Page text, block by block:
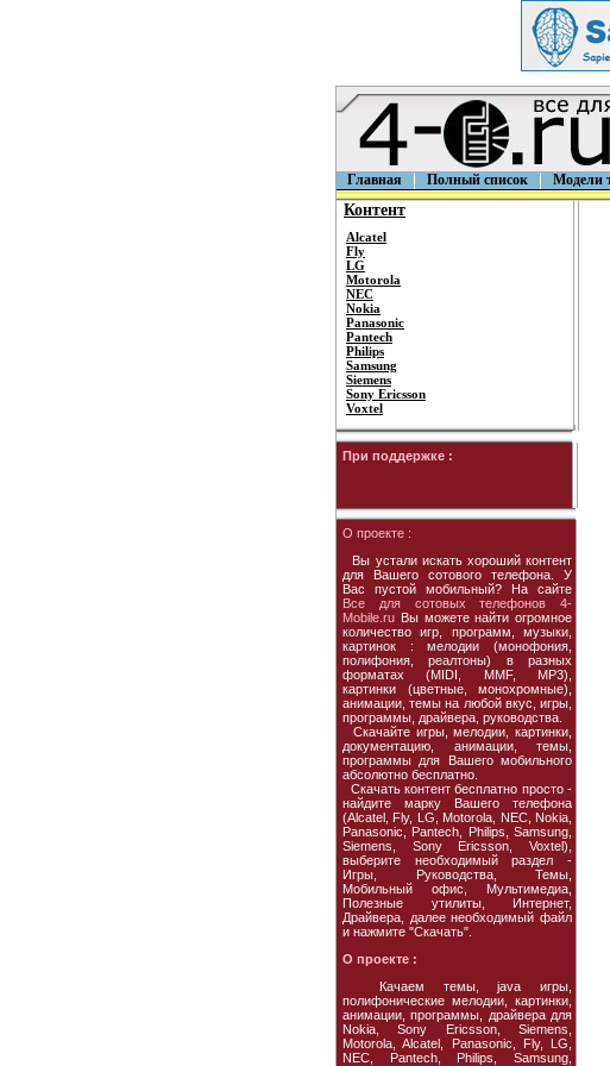
Главная Полный список Модели
Контент
Alcatel
Fly
LG
Motorola
NEC
Nokia
Panasonic
Pantech
Philips
Samsung
Siemens
Sony Ericsson
Voxtel
При поддержке :
О проекте :
Вы устали искать хороший контент
для Вашего сотового телефона. У
Вас пустой мобильный? На сайте
Все для сотовых телефонов 4-
Mobile.ru Вы можете найти огромное
количество игр, программ, музыки,
картинок : мелодии (монофония,
полифония, реалтоны) в разных
форматах (MIDI, MMF, MP3),
картинки (цветные, монохромные),
анимации, темы на любой вкус, игры,
программы, драйвера, руководства.
Скачайте игры, мелодии, картинки,
документацию, анимации, темы,
программы для Вашего мобильного
абсолютно бесплатно.
Скачать контент бесплатно просто -
найдите марку Вашего телефона
(Alcatel, Fly, LG, Motorola, NEC, Nokia,
Panasonic, Pantech, Philips, Samsung,
Siemens, Sony Ericsson, Voxtel),
выберите необходимый раздел -
Игры, Руководства, Темы,
Мобильный офис, Мультимедиа,
Полезные утилиты, Интернет,
Драйвера, далее необходимый файл
и нажмите "Скачать".
О проекте :
Качаем темы, java игры,
полифонические мелодии, картинки,
анимации, программы, драйвера для
Nokia, Sony Ericsson, Siemens,
Motorola, Alcatel, Panasonic, Fly, LG,
NEC, Pantech, Philips, Samsung,